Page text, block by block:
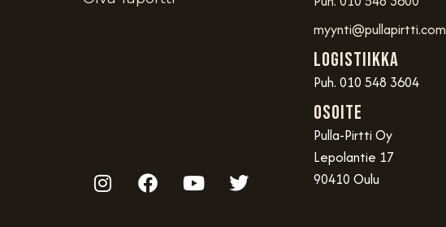
myynti@pullapirtti.com
Logistiikka
Puh. 010 548 3604
OSOITE
Pulla-Pirtti Oy
Lepolantie 17
90410 Oulu